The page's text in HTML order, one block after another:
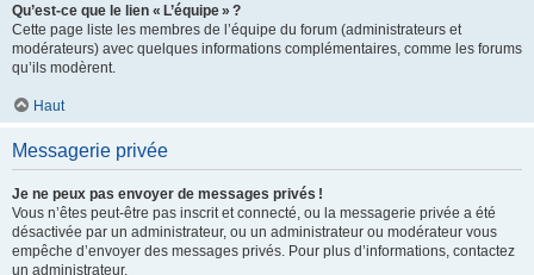
Qu’est-ce que le lien « L’équipe » ?
Cette page liste les membres de l’équipe du forum (administrateurs et
modérateurs) avec quelques informations complémentaires, comme les forums
qu’ils modèrent.
Haut
Messagerie privée
Je ne peux pas envoyer de messages privés !
Vous n’êtes peut-être pas inscrit et connecté, ou la messagerie privée a été
désactivée par un administrateur, ou un administrateur ou modérateur vous
empêche d’envoyer des messages privés. Pour plus d’informations, contactez
un administrateur.